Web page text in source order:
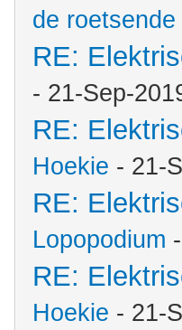
de roetsende
RE:
- 21-Sep-
RE:
Hoekie - 21-
RE:
Lopopodium
RE:
Hoekie - 21-